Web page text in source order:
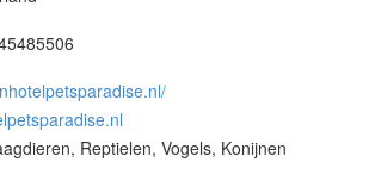
Reptielen, Vogels, Konijnen